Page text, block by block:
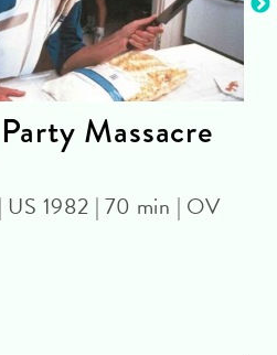
Massacre
1982 | 70 min | OV